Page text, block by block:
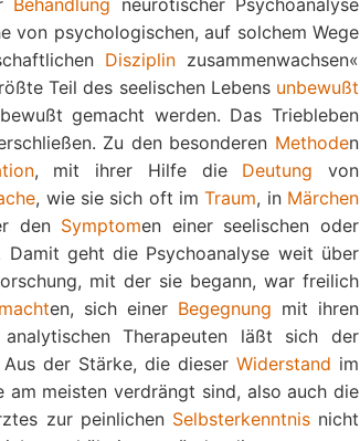
Behandlung neurotischer Psychoanalyse
von psychologischen, auf solchem Wege
Disziplin zusammenwachsen«
Teil des seelischen Lebens unbewußt
gemacht werden. Das Triebleben
Zu den besonderen Methoden
, mit ihrer Hilfe die Deutung von
, wie sie sich oft imTraum, in Märchen
den Symptomen einer seelischen oder
Damit geht die Psychoanalyse weit über
mit der sie begann, war freilich
machten, sich einer Begegnung mit ihren
Therapeuten läßt sich der
der Stärke, die dieser Widerstand im
am meisten verdrängt sind, also auch die
zur peinlichen Selbsterkenntnisnicht